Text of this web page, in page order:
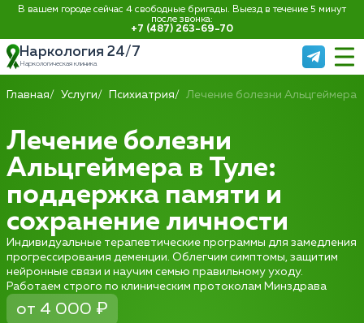
В вашем городе сейчас 4 свободные бригады. Выезд в течение 5 минут
после звонка:
+7 (487) 263-69-70
Наркология 24/7
Наркологическая клиника
Главная Услуги Психиатрия Лечение болезни Альцгеймера
Лечение болезни
Альцгеймера в Туле:
поддержка памяти и
сохранение личности
Индивидуальные терапевтические программы для замедления
прогрессирования деменции. Облегчим симптомы, защитим
нейронные связи и научим семью правильному уходу.
Работаем строго по клиническим протоколам Минздрава
от 4 000 ₽